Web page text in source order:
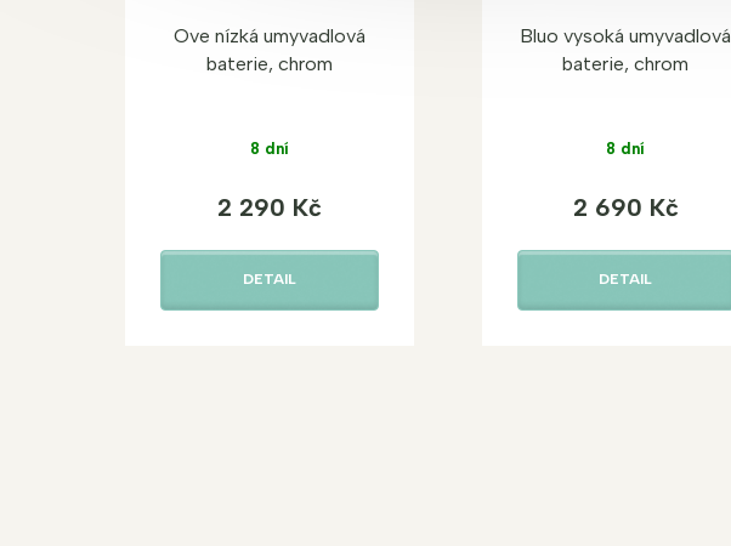
Ove nízká umyvadlová
baterie, chrom
8 dní
2 290 Kč
DETAIL
Bluo vysoká umyvadlová
baterie, chrom
8 dní
2 690 Kč
DETAIL